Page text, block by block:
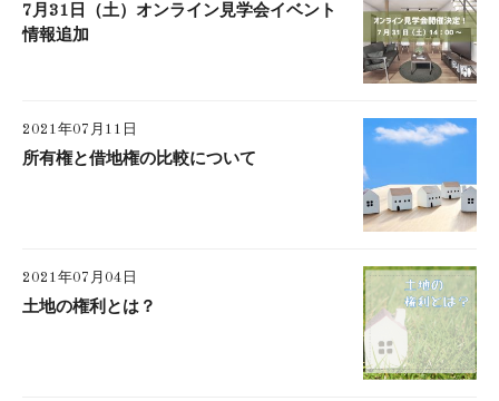
7月31日（土）オンライン見学会イベント
情報追加
2021年07月11日
所有権と借地権の比較について
2021年07月04日
土地の権利とは？